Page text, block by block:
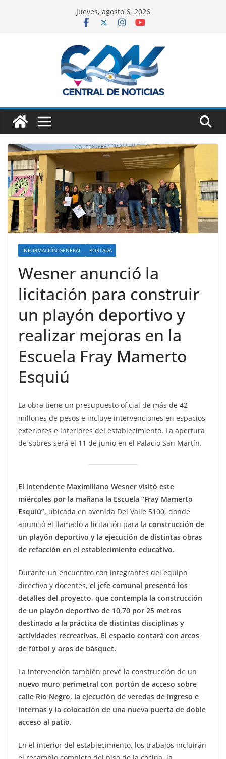
jueves, agosto 6, 2026
INFORMACIÓN GENERAL PORTADA
Wesner anunció la
licitación para construir
un playón deportivo y
realizar mejoras en la
Escuela Fray Mamerto
Esquiú
La obra tiene un presupuesto oficial de más de 42
millones de pesos e incluye intervenciones en espacios
exteriores e interiores del establecimiento. La apertura
de sobres será el 11 de junio en el Palacio San Martín.
El intendente Maximiliano Wesner visitó este
miércoles por la mañana la Escuela “Fray Mamerto
Esquiú”, ubicada en avenida Del Valle 5100, donde
anunció el llamado a licitación para la construcción de
un playón deportivo y la ejecución de distintas obras
de refacción en el establecimiento educativo.
Durante un encuentro con integrantes del equipo
directivo y docentes, el jefe comunal presentó los
detalles del proyecto, que contempla la construcción
de un playón deportivo de 10,70 por 25 metros
destinado a la práctica de distintas disciplinas y
actividades recreativas. El espacio contará con arcos
de fútbol y aros de básquet.
La intervención también prevé la construcción de un
nuevo muro perimetral con portón de acceso sobre
calle Río Negro, la ejecución de veredas de ingreso e
internas y la colocación de una nueva puerta de doble
acceso al patio.
En el interior del establecimiento, los trabajos incluirán